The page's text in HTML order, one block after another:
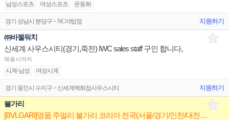
남성스포츠 여성스포츠 운동화
경기 성남시 분당구 > NC야탑점 지원하기
㈜바젤워치
신세계 사우스시티(경기,죽전) IWC sales staff 구인 합니다,
채용시까지
시계-남성 여성시계
경기 용인시 수지구 > 신세계백화점사우스시티 지원하기
불가리
[BVLGARI]명품 주얼리 불가리 코리아 전국(서울/경기/인천/대전/대구/광주/부산) 점장/부점장/판매사원